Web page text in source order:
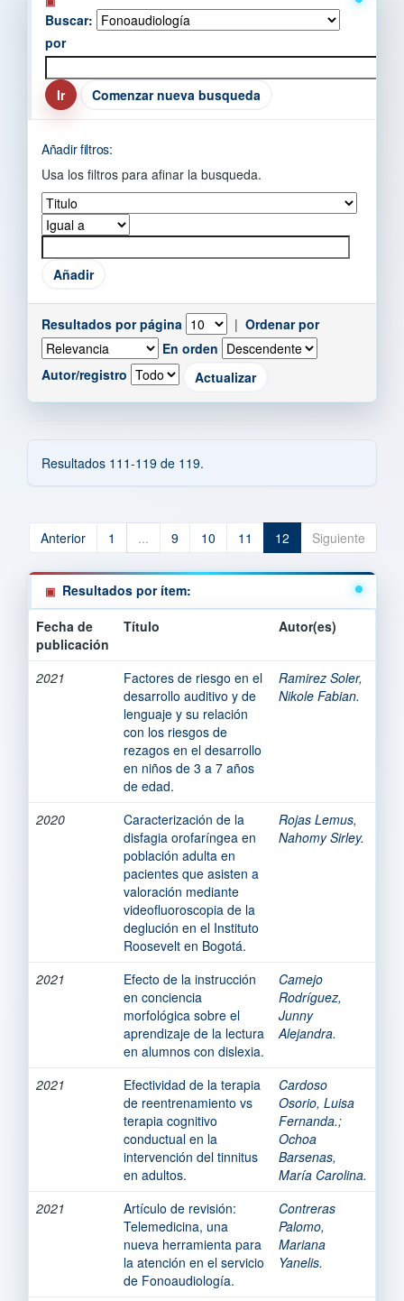
Buscar:
por
Comenzar nueva busqueda
Añadir filtros:
Usa los filtros para afinar la busqueda.
Resultados por página | Ordenar por
En orden
Autor/registro
Resultados 111-119 de 119.
Anterior 1 ... 9 10 11 12 Siguiente
Resultados por ítem:
Fecha de
publicación
Título Autor(es)
2021
Factores de riesgo en el
desarrollo auditivo y de
lenguaje y su relación
con los riesgos de
rezagos en el desarrollo
en niños de 3 a 7 años
de edad.
Ramirez Soler,
Nikole Fabian.
2020
Caracterización de la
disfagia orofaríngea en
población adulta en
pacientes que asisten a
valoración mediante
videofluoroscopia de la
deglución en el Instituto
Roosevelt en Bogotá.
Rojas Lemus,
Nahomy Sirley.
2021
Efecto de la instrucción
en conciencia
morfológica sobre el
aprendizaje de la lectura
en alumnos con dislexia.
Camejo
Rodríguez,
Junny
Alejandra.
2021
Efectividad de la terapia
de reentrenamiento vs
terapia cognitivo
conductual en la
intervención del tinnitus
en adultos.
Cardoso
Osorio, Luisa
Fernanda.;
Ochoa
Barsenas,
María Carolina.
2021
Artículo de revisión:
Telemedicina, una
nueva herramienta para
la atención en el servicio
de Fonoaudiología.
Contreras
Palomo,
Mariana
Yanelis.